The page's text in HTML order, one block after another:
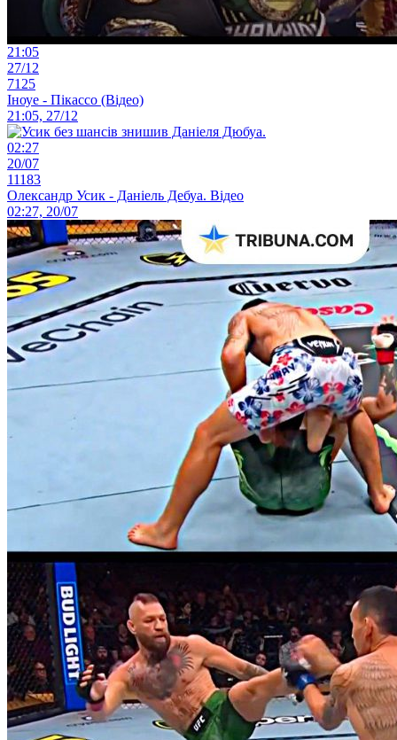
21:05
27/12
7125
Іноуе - Пікассо (Відео)
21:05, 27/12
02:27
20/07
11183
Олександр Усик - Даніель Дебуа. Відео
02:27, 20/07